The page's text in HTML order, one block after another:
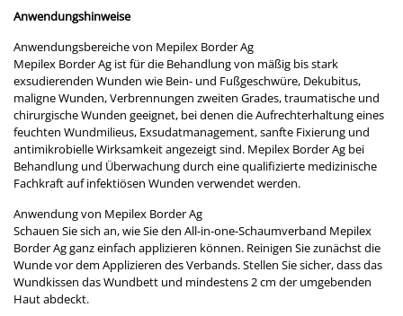
Anwendungshinweise
Anwendungsbereiche von Mepilex Border Ag
Mepilex Border Ag ist für die Behandlung von mäßig bis stark
exsudierenden Wunden wie Bein- und Fußgeschwüre, Dekubitus,
maligne Wunden, Verbrennungen zweiten Grades, traumatische und
chirurgische Wunden geeignet, bei denen die Aufrechterhaltung eines
feuchten Wundmilieus, Exsudatmanagement, sanfte Fixierung und
antimikrobielle Wirksamkeit angezeigt sind. Mepilex Border Ag bei
Behandlung und Überwachung durch eine qualifizierte medizinische
Fachkraft auf infektiösen Wunden verwendet werden.
Anwendung von Mepilex Border Ag
Schauen Sie sich an, wie Sie den All-in-one-Schaumverband Mepilex
Border Ag ganz einfach applizieren können. Reinigen Sie zunächst die
Wunde vor dem Applizieren des Verbands. Stellen Sie sicher, dass das
Wundkissen das Wundbett und mindestens 2 cm der umgebenden
Haut abdeckt.